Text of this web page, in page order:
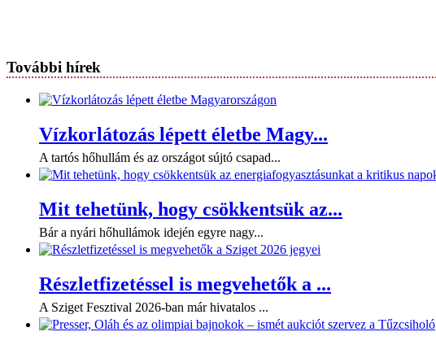
További hírek
Vízkorlátozás lépett életbe Magy...
A tartós hőhullám és az országot sújtó csapad...
Mit tehetünk, hogy csökkentsük az...
Bár a nyári hőhullámok idején egyre nagy...
Részletfizetéssel is megvehetők a ...
A Sziget Fesztival 2026-ban már hivatalos ...